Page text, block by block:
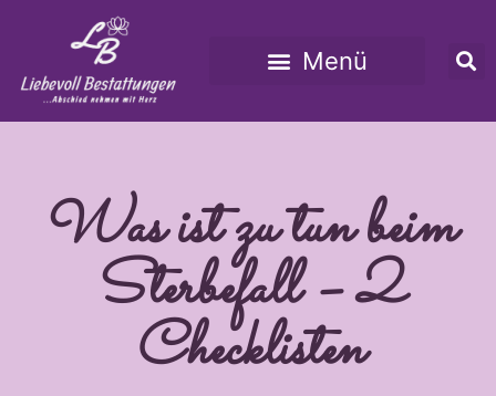
Was ist zu tun beim
Sterbefall – 2
Checklisten